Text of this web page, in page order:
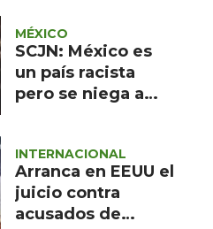
Perú
MÉXICO
SCJN: México es
un país racista
pero se niega a
INTERNACIONAL
Arranca en EEUU el
juicio contra
acusados de